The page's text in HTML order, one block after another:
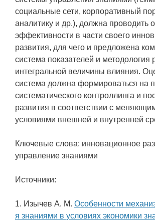
социальные сети, корпоративный
аналитику и др.), должна проводить
эффективности в части своего
развития, для чего и предложена
система показателей и методология
интегральной величины влияния.
система должна формироваться на
систематического контроллинга и
развития в соответствии с
условиями внешней и внутренней
Ключевые слова: инновационное
управление знаниями
Источники:
1. Изычев А. М. Особенности
я знаниями в условиях экономики